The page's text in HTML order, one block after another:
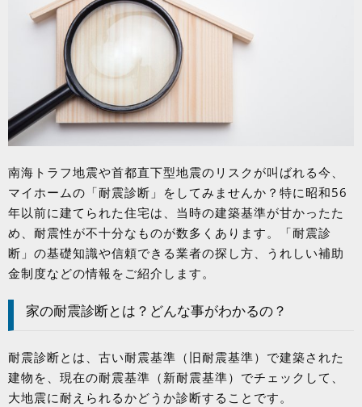
南海トラフ地震や首都直下型地震のリスクが叫ばれる今、
マイホームの「耐震診断」をしてみませんか？特に昭和56
年以前に建てられた住宅は、当時の建築基準が甘かったた
め、耐震性が不十分なものが数多くあります。「耐震診
断」の基礎知識や信頼できる業者の探し方、うれしい補助
金制度などの情報をご紹介します。
家の耐震診断とは？どんな事がわかるの？
耐震診断とは、古い耐震基準（旧耐震基準）で建築された
建物を、現在の耐震基準（新耐震基準）でチェックして、
大地震に耐えられるかどうか診断することです。